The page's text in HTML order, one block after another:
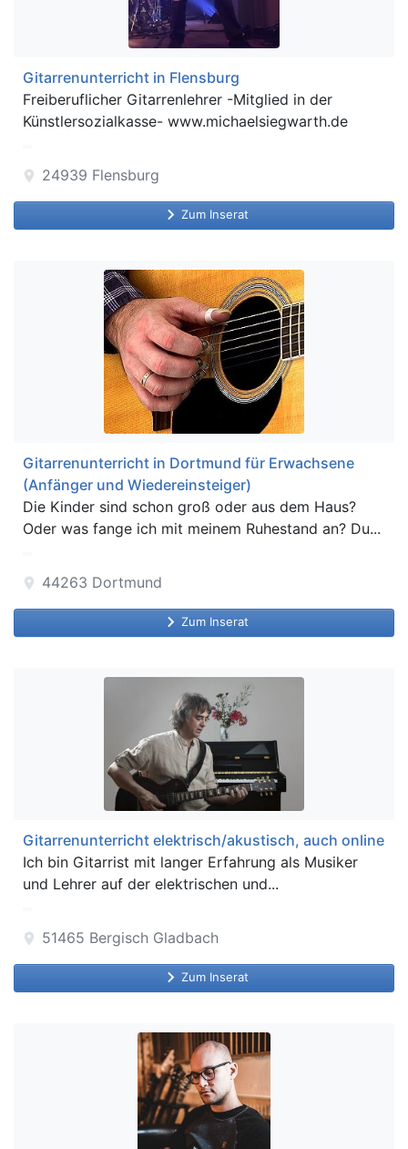
Gitarrenunterricht in Flensburg
Freiberuflicher Gitarrenlehrer -Mitglied in der
Künstlersozialkasse- www.michaelsiegwarth.de
location_on 24939 Flensburg
keyboard_arrow_right Zum Inserat
Gitarrenunterricht in Dortmund für Erwachsene
(Anfänger und Wiedereinsteiger)
Die Kinder sind schon groß oder aus dem Haus?
Oder was fange ich mit meinem Ruhestand an? Du...
location_on 44263 Dortmund
keyboard_arrow_right Zum Inserat
Gitarrenunterricht elektrisch/akustisch, auch online
Ich bin Gitarrist mit langer Erfahrung als Musiker
und Lehrer auf der elektrischen und...
location_on 51465 Bergisch Gladbach
keyboard_arrow_right Zum Inserat